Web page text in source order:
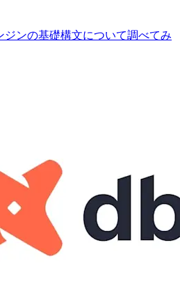
ンの基礎構文について調べてみ